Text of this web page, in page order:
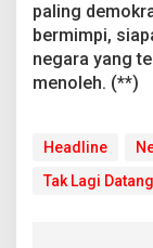
paling
bermimpi,
negara yang
menoleh. (**)
Headline
Tak Lagi